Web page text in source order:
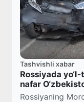
Tashvishli xabar
Rossiyada
nafar
Rossiyaning